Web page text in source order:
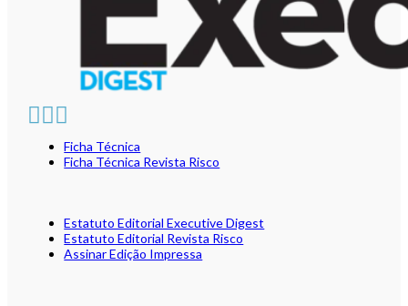
Ficha Técnica
Ficha Técnica Revista Risco
Estatuto Editorial Executive Digest
Estatuto Editorial Revista Risco
Assinar Edição Impressa